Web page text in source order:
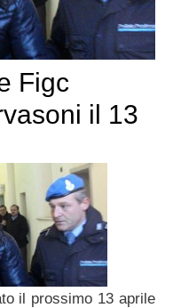
Figc
il 13
il prossimo 13 aprile